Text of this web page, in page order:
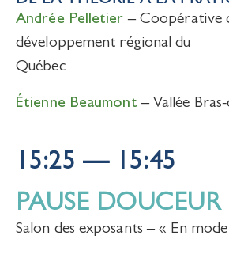
Andrée Pelletier – Coopérative
développement régional du
Québec
Étienne Beaumont – Vallée
15:25 — 15:45
PAUSE DOUCEUR
Salon des exposants – « En